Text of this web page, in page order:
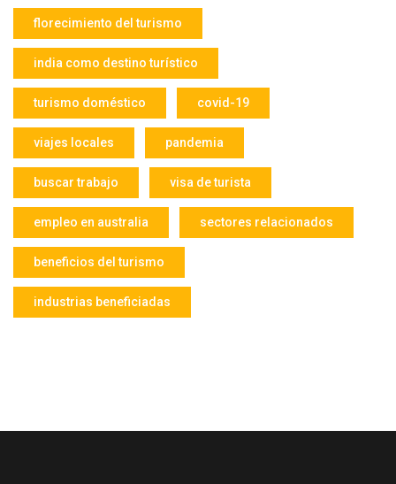
florecimiento del turismo
india como destino turístico
turismo doméstico covid-19
viajes locales pandemia
buscar trabajo visa de turista
empleo en australia sectores relacionados
beneficios del turismo
industrias beneficiadas